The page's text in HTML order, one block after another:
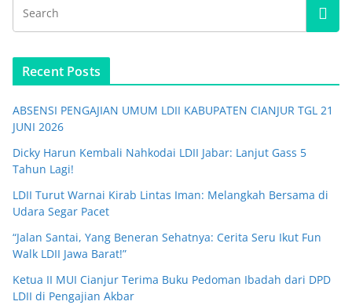
Recent Posts
ABSENSI PENGAJIAN UMUM LDII KABUPATEN CIANJUR TGL 21
JUNI 2026
Dicky Harun Kembali Nahkodai LDII Jabar: Lanjut Gass 5
Tahun Lagi!
LDII Turut Warnai Kirab Lintas Iman: Melangkah Bersama di
Udara Segar Pacet
“Jalan Santai, Yang Beneran Sehatnya: Cerita Seru Ikut Fun
Walk LDII Jawa Barat!”
Ketua II MUI Cianjur Terima Buku Pedoman Ibadah dari DPD
LDII di Pengajian Akbar